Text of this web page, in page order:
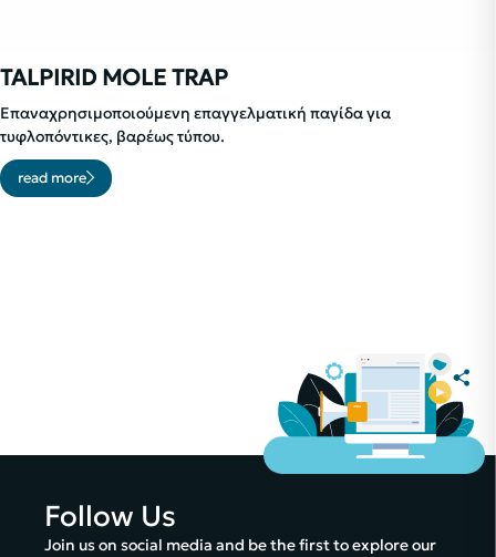
TALPIRID MOLE TRAP
Επαναχρησιμοποιούμενη επαγγελματική παγίδα για
τυφλοπόντικες, βαρέως τύπου.
read more
Follow Us
Join us on social media and be the first to explore our